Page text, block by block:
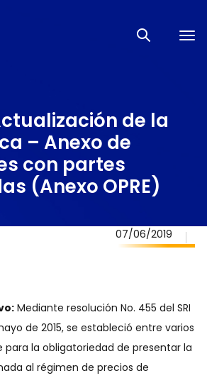
de la
– Anexo de
con partes
(Anexo OPRE)
07/06/2019
Mediante resolución No. 455 del SRI
de 2015, se estableció entre varios
para la obligatoriedad de presentar la
al régimen de precios de